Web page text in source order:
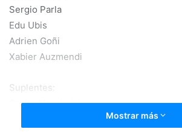
Sergio Parla
Edu Ubis
Adrien Goñi
Xabier Auzmendi
Suplentes:
Gorka Alegría (p)
Mostrar más